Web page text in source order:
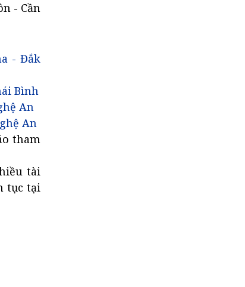
- Cần
- Đắk
Bình
An
An
tham
tài
tục tại